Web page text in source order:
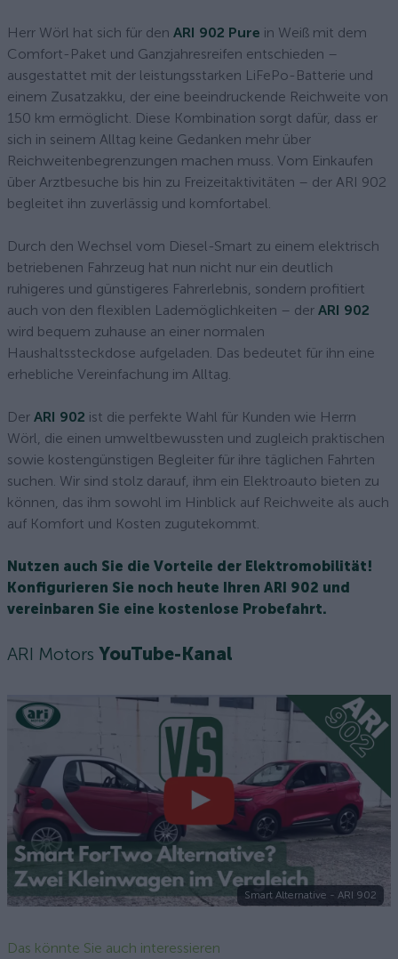
Herr Wörl hat sich für den ARI 902 Pure in Weiß mit dem
Comfort-Paket und Ganzjahresreifen entschieden –
ausgestattet mit der leistungsstarken LiFePo-Batterie und
einem Zusatzakku, der eine beeindruckende Reichweite von
150 km ermöglicht. Diese Kombination sorgt dafür, dass er
sich in seinem Alltag keine Gedanken mehr über
Reichweitenbegrenzungen machen muss. Vom Einkaufen
über Arztbesuche bis hin zu Freizeitaktivitäten – der ARI 902
begleitet ihn zuverlässig und komfortabel.
Durch den Wechsel vom Diesel-Smart zu einem elektrisch
betriebenen Fahrzeug hat nun nicht nur ein deutlich
ruhigeres und günstigeres Fahrerlebnis, sondern profitiert
auch von den flexiblen Lademöglichkeiten – der ARI 902
wird bequem zuhause an einer normalen
Haushaltssteckdose aufgeladen. Das bedeutet für ihn eine
erhebliche Vereinfachung im Alltag.
Der ARI 902 ist die perfekte Wahl für Kunden wie Herrn
Wörl, die einen umweltbewussten und zugleich praktischen
sowie kostengünstigen Begleiter für ihre täglichen Fahrten
suchen. Wir sind stolz darauf, ihm ein Elektroauto bieten zu
können, das ihm sowohl im Hinblick auf Reichweite als auch
auf Komfort und Kosten zugutekommt.
Nutzen auch Sie die Vorteile der Elektromobilität!
Konfigurieren Sie noch heute Ihren ARI 902 und
vereinbaren Sie eine kostenlose Probefahrt.
ARI Motors YouTube-Kanal
Smart Alternative - ARI 902
Das könnte Sie auch interessieren